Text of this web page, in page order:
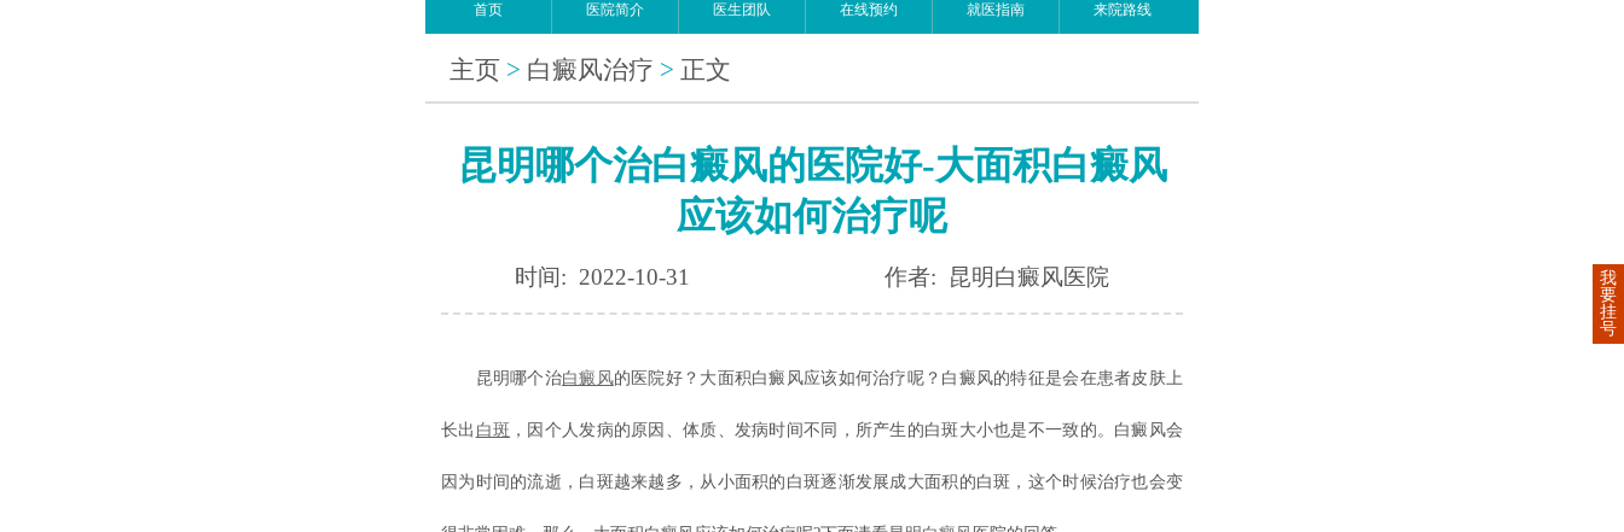
首页 医院简介 医生团队 在线预约 就医指南 来院路线
主页 > 白癜风治疗 > 正文
昆明哪个治白癜风的医院好-大面积白癜风
应该如何治疗呢
时间: 2022-10-31 作者: 昆明白癜风医院
昆明哪个治白癜风的医院好？大面积白癜风应该如何治疗呢？白癜风的特征是会在患者皮肤上
长出 白斑 ，因个人发病的原因、体质、发病时间不同，所产生的白斑大小也是不一致的。白癜风会
因为时间的流逝，白斑越来越多，从小面积的白斑逐渐发展成大面积的白斑，这个时候治疗也会变
我
要
挂
号